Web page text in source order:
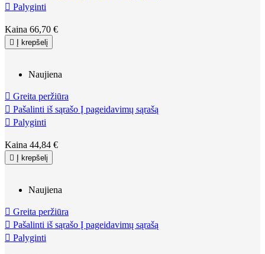
 Palyginti
Kaina 66,70 €
 Į krepšelį
Naujiena
 Greita peržiūra
 Pašalinti iš sąrašo Į pageidavimų sąrašą
 Palyginti
Kaina 44,84 €
 Į krepšelį
Naujiena
 Greita peržiūra
 Pašalinti iš sąrašo Į pageidavimų sąrašą
 Palyginti